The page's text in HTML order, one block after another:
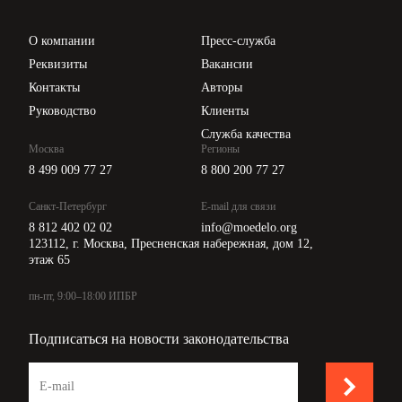
О компании
Реквизиты
Контакты
Руководство
Пресс-служба
Вакансии
Авторы
Клиенты
Служба качества
Москва
8 499 009 77 27
Санкт-Петербург
8 812 402 02 02
Регионы
8 800 200 77 27
E-mail для связи
info@moedelo.org
123112, г. Москва, Пресненская набережная, дом 12,
этаж 65
пн-пт, 9:00–18:00 ИПБР
Подписаться на новости законодательства